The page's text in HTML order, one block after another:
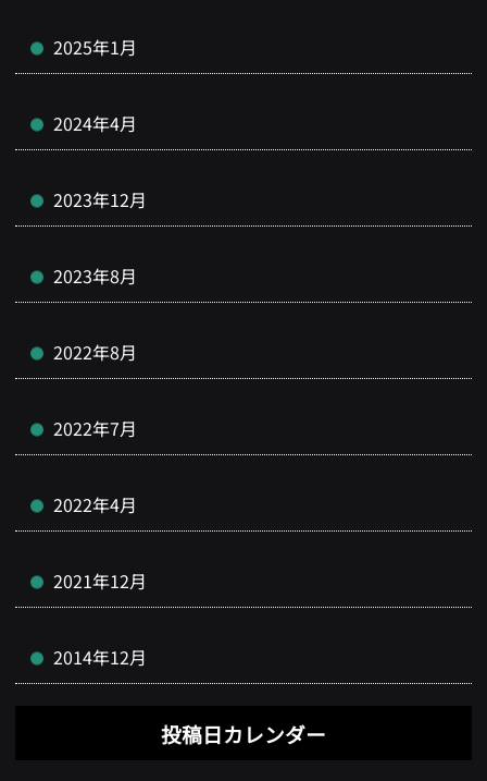
2025年1月
2024年4月
2023年12月
2023年8月
2022年8月
2022年7月
2022年4月
2021年12月
2014年12月
投稿日カレンダー